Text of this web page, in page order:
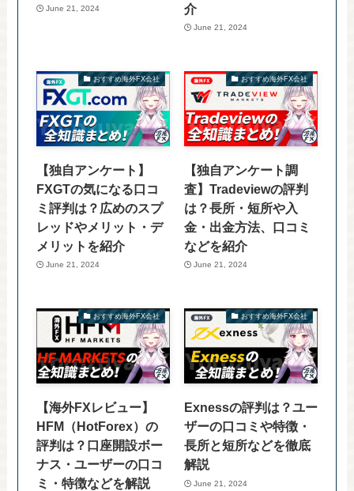
June 21, 2024
介
June 21, 2024
おすすめ海外FX会社
【独自アンケート】
FXGTの気になる口コ
ミ評判は？広めのスプ
レッドやメリット・デ
メリットを紹介
June 21, 2024
おすすめ海外FX会社
【独自アンケート調
査】Tradeviewの評判
は？長所・短所や入
金・出金方法、口コミ
などを紹介
June 21, 2024
おすすめ海外FX会社
【海外FXレビュー】
HFM（HotForex）の
評判は？口座開設ボー
ナス・ユーザーの口コ
ミ・特徴などを解説
おすすめ海外FX会社
Exnessの評判は？ユー
ザーの口コミや特徴・
長所と短所などを徹底
解説
June 21, 2024